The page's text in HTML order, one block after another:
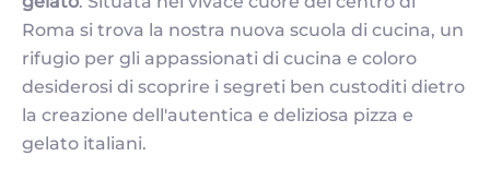
Roma si trova la nostra nuova scuola di cucina, un
rifugio per gli appassionati di cucina e coloro
desiderosi di scoprire i segreti ben custoditi dietro
la creazione dell'autentica e deliziosa pizza e
gelato italiani.